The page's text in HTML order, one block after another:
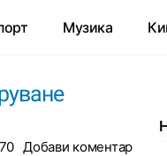
Музика
Добави коментар